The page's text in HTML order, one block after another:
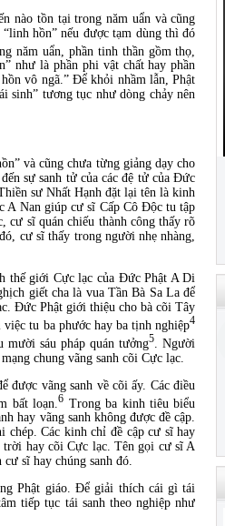
nào tồn tại trong năm uẩn và cũng
hồn” nếu được tạm dùng thì đó
năm uẩn, phần tinh thần gồm thọ,
như là phần phi vật chất hay phần
vô ngã.” Để khỏi nhầm lẫn, Phật
sinh” tương tục như dòng chảy nên
và cũng chưa từng giảng dạy cho
sự sanh tử của các đệ tử của Đức
sư Nhất Hạnh đặt lại tên là kinh
Nan giúp cư sĩ Cấp Cô Độc tu tập
cư sĩ quán chiếu thành công thấy rõ
cư sĩ thấy trong người nhẹ nhàng,
thế giới Cực lạc của Đức Phật A Di
giết cha là vua Tần Bà Sa La để
Đức Phật giới thiệu cho bà cõi Tây
tu ba phước hay ba tịnh nghiệp4
mười sáu pháp quán tưởng5
. Người
chung vãng sanh cõi Cực lạc.
được vãng sanh về cõi ấy. Các điều
bất loạn.6 Trong ba kinh tiêu biểu
hay vãng sanh không được đề cập.
chép. Các kinh chỉ đề cập cư sĩ hay
trời hay cõi Cực lạc. Tên gọi cư sĩ A
sĩ hay chúng sanh đó.
Phật giáo. Để giải thích cái gì tái
tiếp tục tái sanh theo nghiệp như